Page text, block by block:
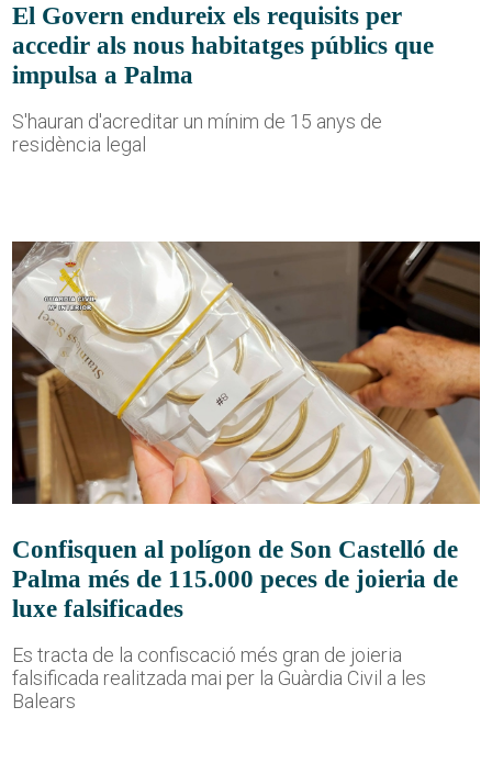
El Govern endureix els requisits per
accedir als nous habitatges públics que
impulsa a Palma
S'hauran d'acreditar un mínim de 15 anys de
residència legal
Confisquen al polígon de Son Castelló de
Palma més de 115.000 peces de joieria de
luxe falsificades
Es tracta de la confiscació més gran de joieria
falsificada realitzada mai per la Guàrdia Civil a les
Balears